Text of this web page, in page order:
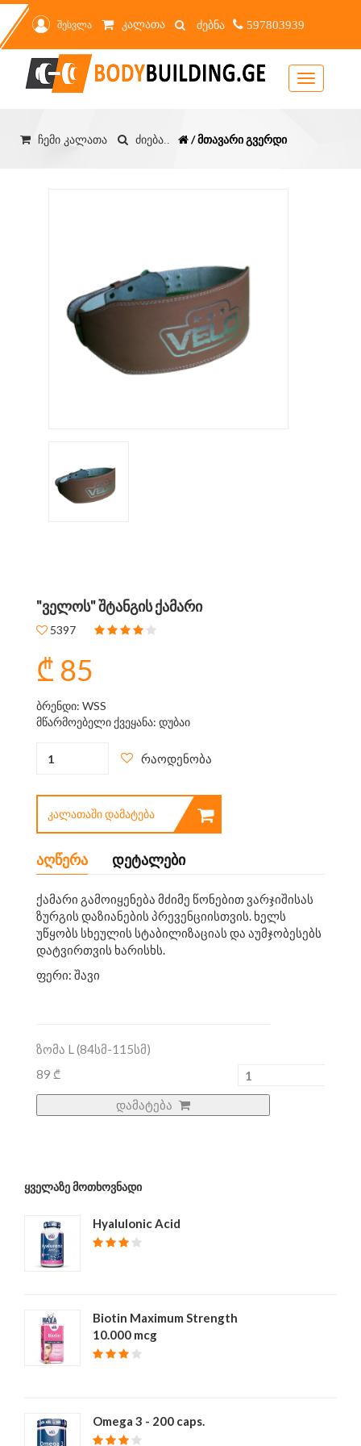
შესვლა კალათა 597803939
Toggle
navigation
ჩემი კალათა ძიება.. / მთავარი გვერდი
"ᲕᲔᲚᲝᲡ" ᲨᲢᲐᲜᲒᲘᲡ ᲥᲐᲛᲐᲠᲘ
5397
₾ 85
ბრენდი: WSS
მწარმოებელი ქვეყანა: დუბაი
რაოდენობა
ᲙᲐᲚᲐᲗᲐᲨᲘ ᲓᲐᲛᲐᲢᲔᲑᲐ
აღწერა დეტალები
ქამარი გამოიყენება მძიმე წონებით ვარჯიშისას
ზურგის დაზიანების პრევენციისთვის. ხელს
უწყობს სხეულის სტაბილიზაციას და აუმჯობესებს
დატვირთვის ხარისხს.
ფერი: შავი
ზომა L (84სმ-115სმ)
89 ₾
დამატება
ᲧᲕᲔᲚᲐᲖᲔ ᲛᲝᲗᲮᲝᲕᲜᲐᲓᲘ
Hyalulonic Acid
Biotin Maximum Strength
10.000 mcg
Omega 3 - 200 caps.